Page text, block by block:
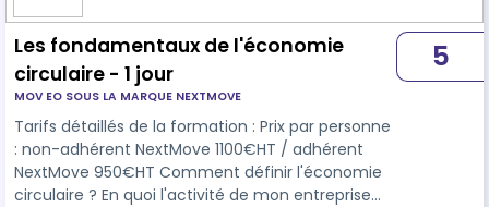
Les fondamentaux de l'économie
circulaire - 1 jour
MOV EO SOUS LA MARQUE NEXTMOVE
Tarifs détaillés de la formation : Prix par personne
: non-adhérent NextMove 1100€HT / adhérent
NextMove 950€HT Comment définir l'économie
circulaire ? En quoi l'activité de mon entreprise
5